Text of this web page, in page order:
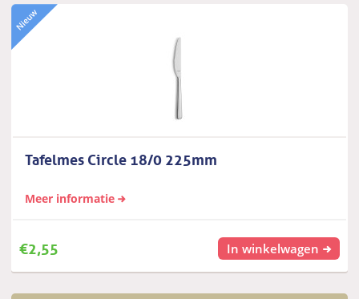
Tafelmes Circle 18/0 225mm
Meer informatie
€2,55 In winkelwagen